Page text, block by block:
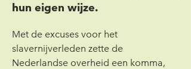
hun eigen wijze.
Met de excuses voor het
slavernijverleden zette de
Nederlandse overheid een komma,